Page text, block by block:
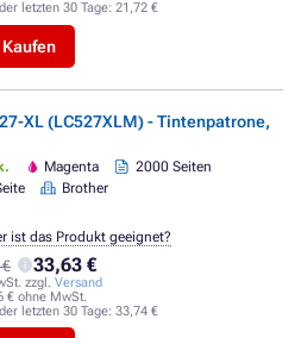
letzten 30 Tage: 21,72 €
Kaufen
XL (LC527XLM) - Tintenpatrone,
Magenta
2000 Seiten
Brother
33,63 €
zzgl. Versand
€ ohne MwSt.
letzten 30 Tage: 33,74 €
ist das Produkt geeignet?